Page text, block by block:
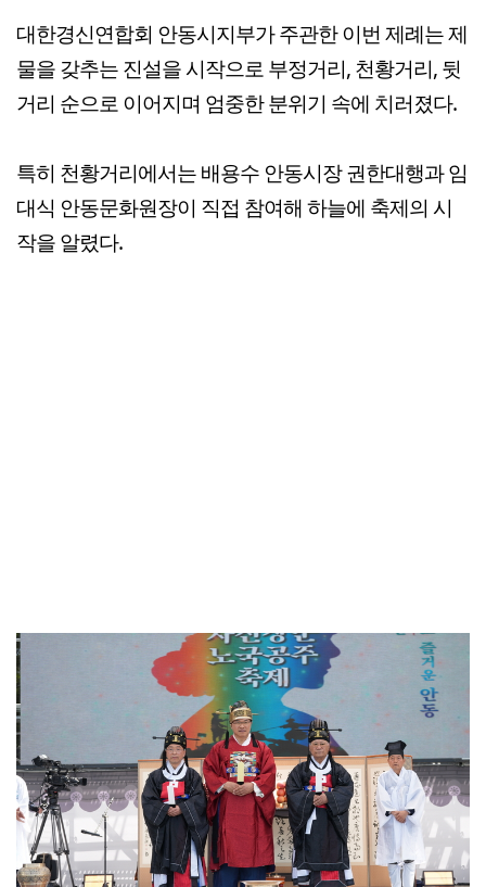
대한경신연합회 안동시지부가 주관한 이번 제례는 제
물을 갖추는 진설을 시작으로 부정거리, 천황거리, 뒷
거리 순으로 이어지며 엄중한 분위기 속에 치러졌다.
특히 천황거리에서는 배용수 안동시장 권한대행과 임
대식 안동문화원장이 직접 참여해 하늘에 축제의 시
작을 알렸다.